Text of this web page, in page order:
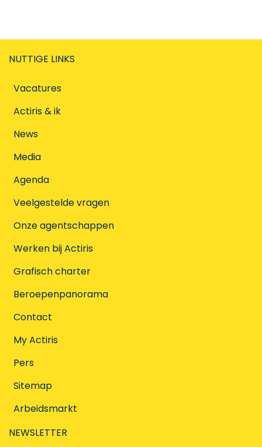
NUTTIGE LINKS
Vacatures
Actiris & ik
News
Media
Agenda
Veelgestelde vragen
Onze agentschappen
Werken bij Actiris
Grafisch charter
Beroepenpanorama
Contact
My Actiris
Pers
Sitemap
Arbeidsmarkt
NEWSLETTER